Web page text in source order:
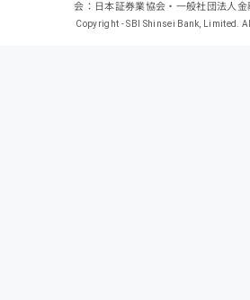
会：日本証券業協会・一般社団法人
Copyright - SBI Shinsei Bank, Limited.